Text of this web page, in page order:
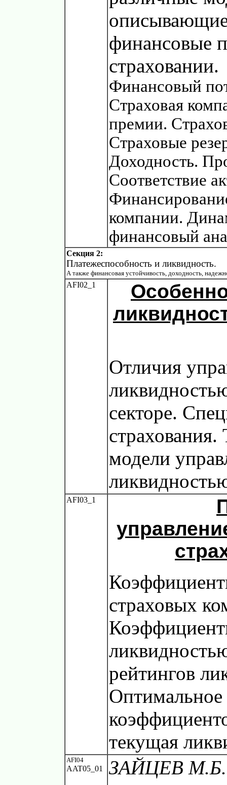
финансовые
страховании.
Финансовый
Страховая
премии.
Страховые
Доходность.
Соответствие
компании.
финансовый
Секция 2:
Платежеспособность и ликвидность.
А также финансовая устойчивость, доходность,
AFI02_1
Отличия
секторе.
страхования.
модели
AFI03_1
страховых
рейтингов
Оптимальное
текущая
AFI04
AAT05_01 ЗАЙЦЕВ М.Б.